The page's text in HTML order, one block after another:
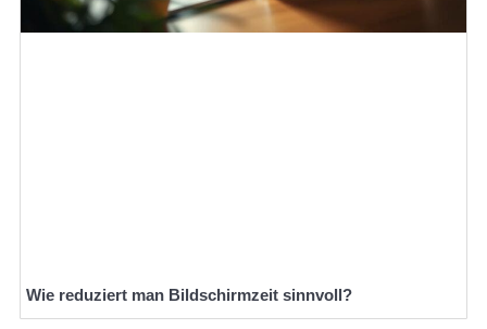
Wie reduziert man Bildschirmzeit sinnvoll?